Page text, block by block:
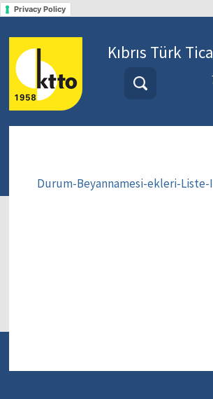
Privacy Policy
Kıbrıs Türk
Durum-Beyannamesi-ekleri-Liste-I